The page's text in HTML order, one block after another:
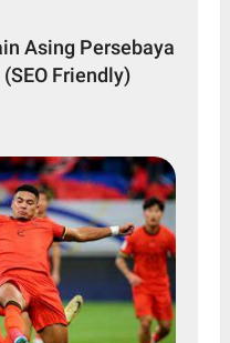
Asing Persebaya
Friendly)